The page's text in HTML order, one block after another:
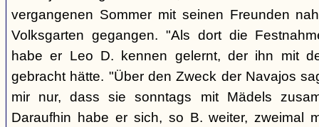
vergangenen Sommer mit seinen Freunden
Volksgarten gegangen. "Als dort die
habe er Leo D. kennen gelernt, der ihn mit
gebracht hätte. "Über den Zweck der Navajos
mir nur, dass sie sonntags mit Mädels
Daraufhin habe er sich, so B. weiter, zweimal